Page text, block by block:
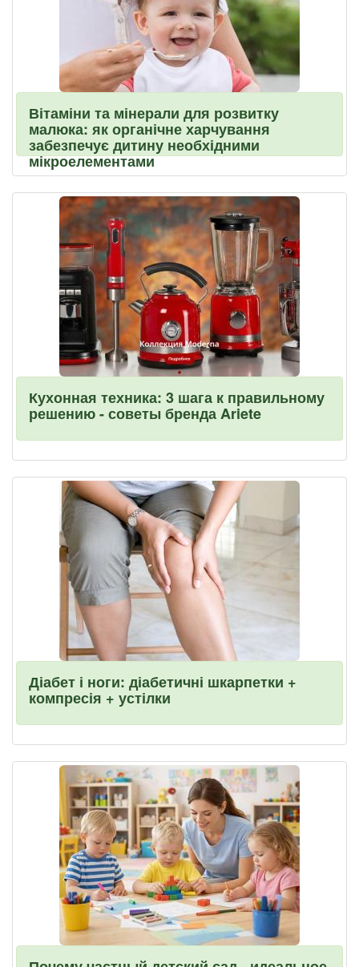
Вітаміни та мінерали для розвитку
малюка: як органічне харчування
забезпечує дитину необхідними
мікроелементами
Кухонная техника: 3 шага к правильному
решению - советы бренда Ariete
Діабет і ноги: діабетичні шкарпетки +
компресія + устілки